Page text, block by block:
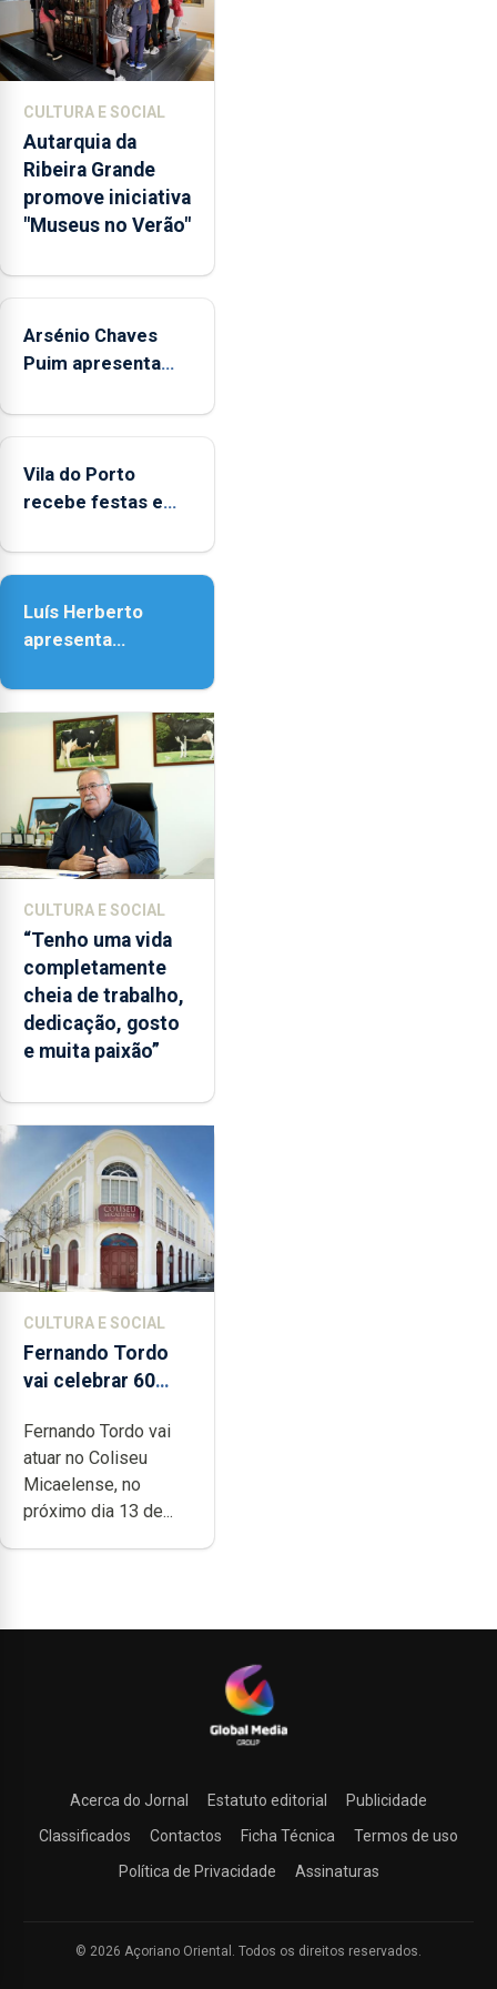
museus
e
núcleos
integrados
na
Rede
Municipal
de
aos
durante
o
de
entre
as
e
as
18h00.
CULTURA E SOCIAL
Autarquia da
Ribeira Grande
promove iniciativa
"Museus no Verão"
Arsénio Chaves
Puim apresenta
de Vila do Porto
Vila do Porto
recebe festas em
Senhora da
Luís Herberto
apresenta
Paisagem’
CULTURA E SOCIAL
“Tenho uma vida
completamente
cheia de trabalho,
dedicação, gosto
e muita paixão”
CULTURA E SOCIAL
Fernando Tordo
vai celebrar 60
no Coliseu
Micaelense
Fernando Tordo vai
atuar no Coliseu
Micaelense, no
próximo dia 13 de...
Acerca do Jornal Estatuto editorial
Publicidade
Classificados
Contactos Ficha Técnica
Termos de uso
Política de Privacidade
Assinaturas
© 2026 Açoriano Oriental. Todos os direitos reservados.